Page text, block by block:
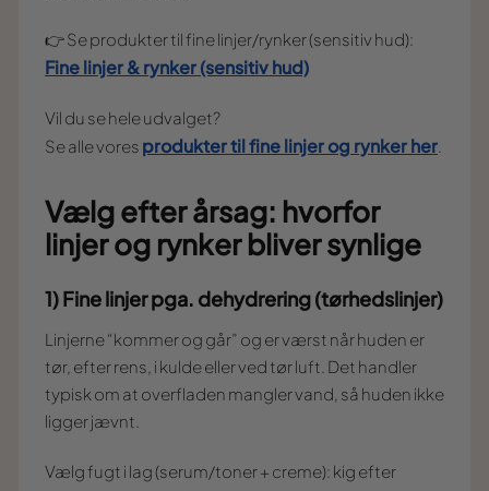
👉 Se produkter til fine linjer/rynker (sensitiv hud):
Fine linjer & rynker (sensitiv hud)
Vil du se hele udvalget?
Se alle vores produkter til fine linjer og rynker her
Vælg efter årsag: hvorfor
linjer og rynker bliver synlige
1) Fine linjer pga. dehydrering (tørhedslinjer)
Linjerne “kommer og går” og er værst når huden er
tør, efter rens, i kulde eller ved tør luft. Det handler
typisk om at overfladen mangler vand, så huden ikke
ligger jævnt.
Vælg fugt i lag (serum/toner + creme): kig efter